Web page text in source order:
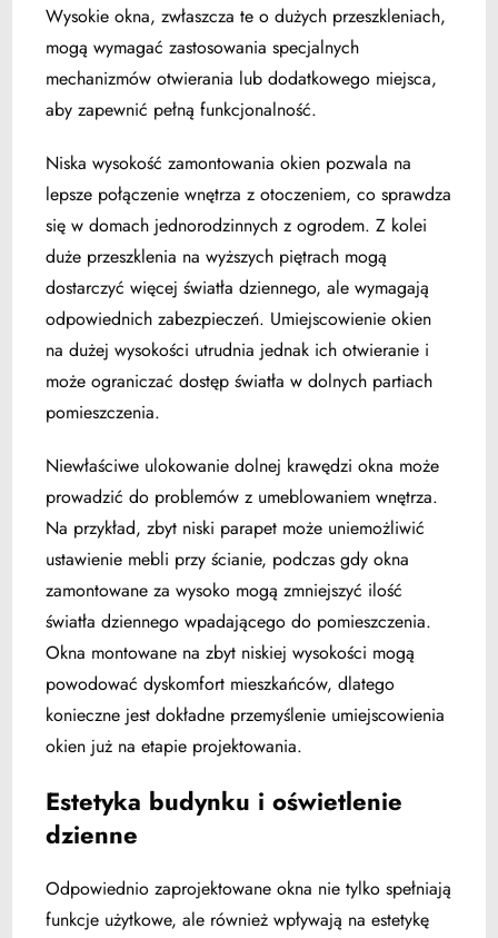
Wysokie okna, zwłaszcza te o dużych przeszkleniach,
mogą wymagać zastosowania specjalnych
mechanizmów otwierania lub dodatkowego miejsca,
aby zapewnić pełną funkcjonalność.
Niska wysokość zamontowania okien pozwala na
lepsze połączenie wnętrza z otoczeniem, co sprawdza
się w domach jednorodzinnych z ogrodem. Z kolei
duże przeszklenia na wyższych piętrach mogą
dostarczyć więcej światła dziennego, ale wymagają
odpowiednich zabezpieczeń. Umiejscowienie okien
na dużej wysokości utrudnia jednak ich otwieranie i
może ograniczać dostęp światła w dolnych partiach
pomieszczenia.
Niewłaściwe ulokowanie dolnej krawędzi okna może
prowadzić do problemów z umeblowaniem wnętrza.
Na przykład, zbyt niski parapet może uniemożliwić
ustawienie mebli przy ścianie, podczas gdy okna
zamontowane za wysoko mogą zmniejszyć ilość
światła dziennego wpadającego do pomieszczenia.
Okna montowane na zbyt niskiej wysokości mogą
powodować dyskomfort mieszkańców, dlatego
konieczne jest dokładne przemyślenie umiejscowienia
okien już na etapie projektowania.
Estetyka budynku i oświetlenie
dzienne
Odpowiednio zaprojektowane okna nie tylko spełniają
funkcje użytkowe, ale również wpływają na estetykę